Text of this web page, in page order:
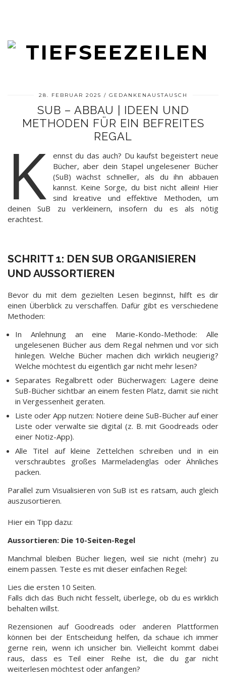
28. FEBRUAR 2025 GEDANKENAUSTAUSCH
SUB – ABBAU | IDEEN UND
METHODEN FÜR EIN BEFREITES
REGAL
K
ennst du das auch? Du kaufst begeistert neue
Bücher, aber dein Stapel ungelesener Bücher
(SuB) wächst schneller, als du ihn abbauen
kannst. Keine Sorge, du bist nicht allein! Hier
sind kreative und effektive Methoden, um
deinen SuB zu verkleinern, insofern du es als nötig
erachtest.
SCHRITT 1: DEN SUB ORGANISIEREN
UND AUSSORTIEREN
Bevor du mit dem gezielten Lesen beginnst, hilft es dir
einen Überblick zu verschaffen. Dafür gibt es verschiedene
Methoden:
In Anlehnung an eine Marie-Kondo-Methode: Alle
ungelesenen Bücher aus dem Regal nehmen und vor sich
hinlegen. Welche Bücher machen dich wirklich neugierig?
Welche möchtest du eigentlich gar nicht mehr lesen?
Separates Regalbrett oder Bücherwagen: Lagere deine
SuB-Bücher sichtbar an einem festen Platz, damit sie nicht
in Vergessenheit geraten.
Liste oder App nutzen: Notiere deine SuB-Bücher auf einer
Liste oder verwalte sie digital (z. B. mit Goodreads oder
einer Notiz-App).
Alle Titel auf kleine Zettelchen schreiben und in ein
verschraubtes großes Marmeladenglas oder Ähnliches
packen.
Parallel zum Visualisieren von SuB ist es ratsam, auch gleich
auszusortieren.
Hier ein Tipp dazu:
Aussortieren: Die 10-Seiten-Regel
Manchmal bleiben Bücher liegen, weil sie nicht (mehr) zu
einem passen. Teste es mit dieser einfachen Regel:
Lies die ersten 10 Seiten.
Falls dich das Buch nicht fesselt, überlege, ob du es wirklich
behalten willst.
Rezensionen auf Goodreads oder anderen Plattformen
können bei der Entscheidung helfen, da schaue ich immer
gerne rein, wenn ich unsicher bin. Vielleicht kommt dabei
raus, dass es Teil einer Reihe ist, die du gar nicht
weiterlesen möchtest oder anfangen?